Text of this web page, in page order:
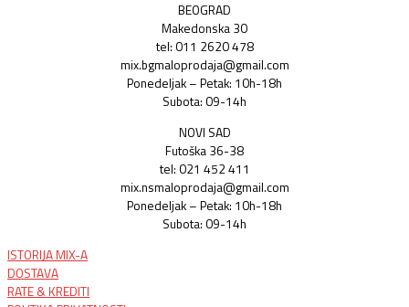
BEOGRAD
Makedonska 30
tel: 011 2620 478
mix.bgmaloprodaja@gmail.com
Ponedeljak – Petak: 10h-18h
Subota: 09-14h
NOVI SAD
Futoška 36-38
tel: 021 452 411
mix.nsmaloprodaja@gmail.com
Ponedeljak – Petak: 10h-18h
Subota: 09-14h
ISTORIJA MIX-A
DOSTAVA
RATE & KREDITI